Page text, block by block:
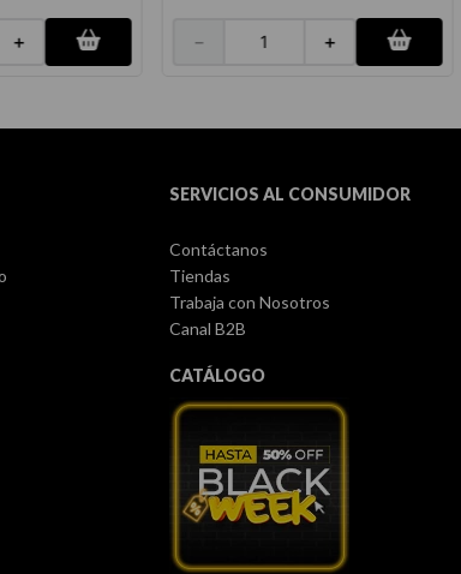
＋ ＋
－
SERVICIOS AL CONSUMIDOR
Contáctanos
Tiendas
Trabaja con Nosotros
Canal B2B
CATÁLOGO